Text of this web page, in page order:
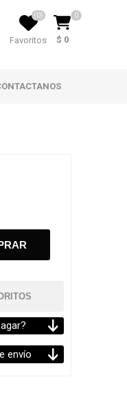
Favoritos
(0) 0
$ 0
envío